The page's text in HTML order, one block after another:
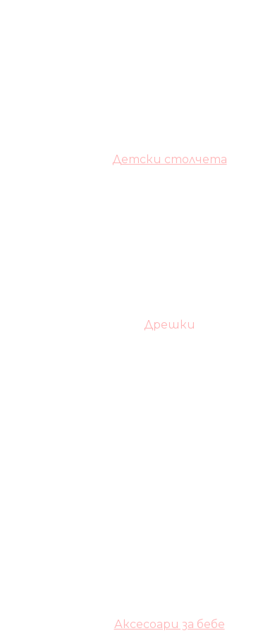
Детски столчета
Дрешки
Аксесоари за бебе